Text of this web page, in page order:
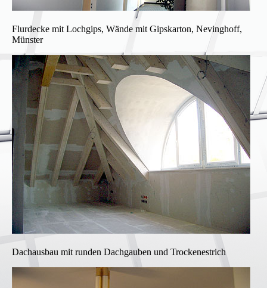
Flurdecke mit Lochgips, Wände mit Gipskarton, Nevinghoff,
Münster
Dachausbau mit runden Dachgauben und Trockenestrich